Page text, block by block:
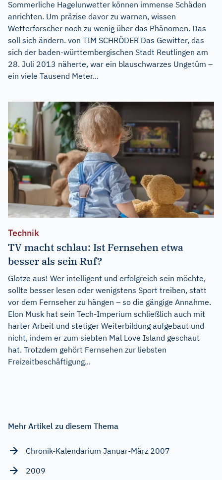
Sommerliche Hagelunwetter können immense Schäden
anrichten. Um präzise davor zu warnen, wissen
Wetterforscher noch zu wenig über das Phänomen. Das
soll sich ändern. von TIM SCHRÖDER Das Gewitter, das
sich der baden-württembergischen Stadt Reutlingen am
28. Juli 2013 näherte, war ein blauschwarzes Ungetüm –
ein viele Tausend Meter...
Technik
TV macht schlau: Ist Fernsehen etwa
besser als sein Ruf?
Glotze aus! Wer intelligent und erfolgreich sein möchte,
sollte besser lesen oder wenigstens Sport treiben, statt
vor dem Fernseher zu hängen – so die gängige Annahme.
Elon Musk hat sein Tech-Imperium schließlich auch mit
harter Arbeit und stetiger Weiterbildung aufgebaut und
nicht, indem er zum siebten Mal Love Island geschaut
hat. Trotzdem gehört Fernsehen zur liebsten
Freizeitbeschäftigung...
Mehr Artikel zu diesem Thema
Chronik-Kalendarium Januar-März 2007
2009